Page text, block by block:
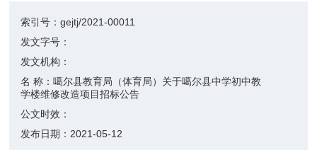
索引号：gejtj/2021-00011
发文字号：
发文机构：
名 称：噶尔县教育局（体育局）关于噶尔县中学初中教
学楼维修改造项目招标公告
公文时效：
发布日期： 2021-05-12